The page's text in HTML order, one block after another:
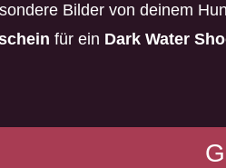
Bilder von deinem
für ein Dark Water